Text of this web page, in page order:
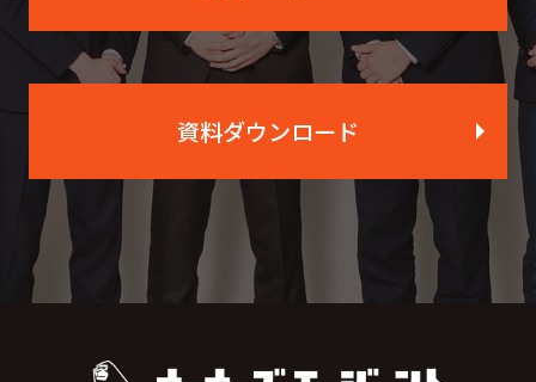
資料ダウンロード